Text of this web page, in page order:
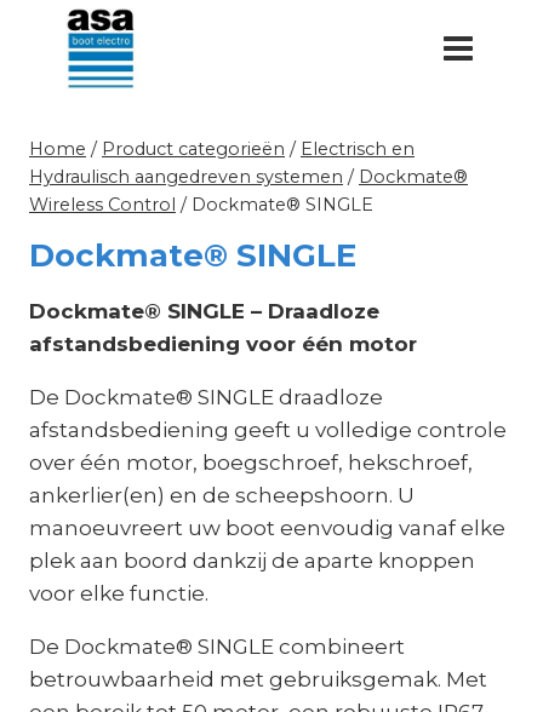
Doorgaan
inhoud
Home / Product categorieën / Electrisch en
Hydraulisch aangedreven systemen / Dockmate®
Wireless Control / Dockmate® SINGLE
Dockmate® SINGLE
Dockmate® SINGLE – Draadloze
afstandsbediening voor één motor
De Dockmate® SINGLE draadloze
afstandsbediening geeft u volledige controle
over één motor, boegschroef, hekschroef,
ankerlier(en) en de scheepshoorn. U
manoeuvreert uw boot eenvoudig vanaf elke
plek aan boord dankzij de aparte knoppen
voor elke functie.
De Dockmate® SINGLE combineert
betrouwbaarheid met gebruiksgemak. Met